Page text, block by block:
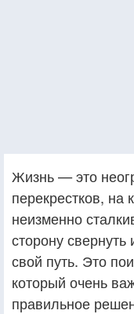
Жизнь — это
перекрестков, на
неизменно
сторону
свой путь. Это
который очень
правильное